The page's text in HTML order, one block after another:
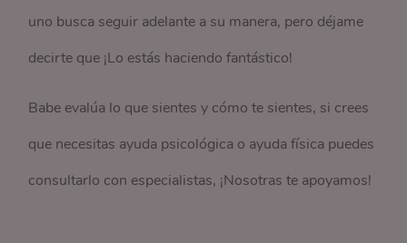
uno busca seguir adelante a su manera, pero déjame
decirte que ¡Lo estás haciendo fantástico!
Babe evalúa lo que sientes y cómo te sientes, si crees
que necesitas ayuda psicológica o ayuda física puedes
consultarlo con especialistas, ¡Nosotras te apoyamos!